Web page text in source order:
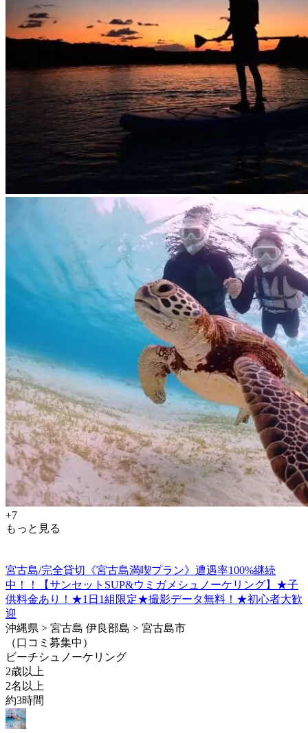
+7
もっと見る
宮古島/完全貸切《宮古島満喫プラン》遭遇率100%継続
中！！【サンセットSUP&ウミガメシュノーケリング】★子
供料金あり！★1日1組限定★撮影データ無料！★初心者大歓
迎
沖縄県 > 宮古島 伊良部島 > 宮古島市
（口コミ募集中）
ビーチシュノーケリング
2歳以上
2名以上
約3時間